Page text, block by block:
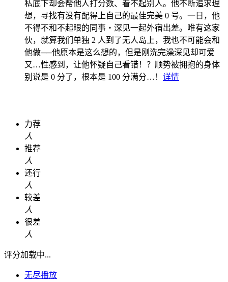
私底下却会帮他人打分数、看不起别人。他不断追求理
想，寻找有没有配得上自己的最佳完美 0 号。一日，他
不得不和不起眼的同事・深见一起外宿出差。唯有这家
伙，就算我们单独 2 人到了无人岛上，我也不可能会和
他做──他原本是这么想的，但是刚洗完澡深见却可爱
又…性感到，让他怀疑自己看错！？顺势被拥抱的身体
别说是 0 分了，根本是 100 分满分…！ 详情
力荐
人
推荐
人
还行
人
较差
人
很差
人
评分加载中...
无尽播放